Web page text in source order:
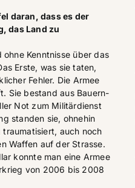
daran, dass es der
das Land zu
Kenntnisse über das
Erste, was sie taten,
Fehler. Die Armee
Sie bestand aus Bauern-
Not zum Militärdienst
standen sie, ohnehin
auch noch
Waffen auf der Strasse.
konnte man eine Armee
von 2006 bis 2008